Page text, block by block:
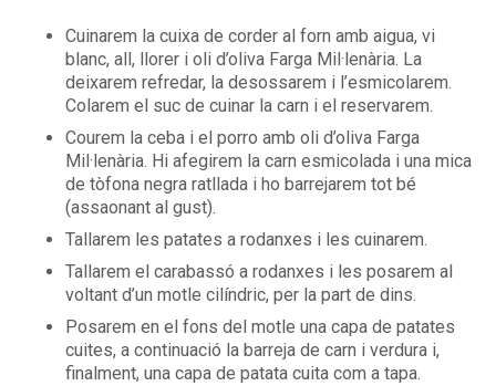
Cuinarem la cuixa de corder al forn amb aigua, vi
blanc, all, llorer i oli d’oliva Farga Mil·lenària. La
deixarem refredar, la desossarem i l’esmicolarem.
Colarem el suc de cuinar la carn i el reservarem.
Courem la ceba i el porro amb oli d’oliva Farga
Mil·lenària. Hi afegirem la carn esmicolada i una mica
de tòfona negra ratllada i ho barrejarem tot bé
(assaonant al gust).
Tallarem les patates a rodanxes i les cuinarem.
Tallarem el carabassó a rodanxes i les posarem al
voltant d’un motle cilíndric, per la part de dins.
Posarem en el fons del motle una capa de patates
cuites, a continuació la barreja de carn i verdura i,
finalment, una capa de patata cuita com a tapa.